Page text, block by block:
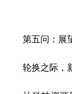
第五问：展
轮换之际，新